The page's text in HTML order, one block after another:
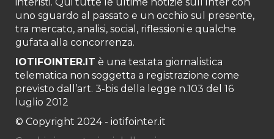
interisti. Qui tutte le ultime notizie sull’Inter con
uno sguardo al passato e un occhio sul presente,
tra mercato, analisi, social, riflessioni e qualche
gufata alla concorrenza.
IOTIFOINTER.IT è una testata giornalistica
telematica non soggetta a registrazione come
previsto dall’art. 3-bis della legge n.103 del 16
luglio 2012
© Copyright 2024 - iotifointer.it